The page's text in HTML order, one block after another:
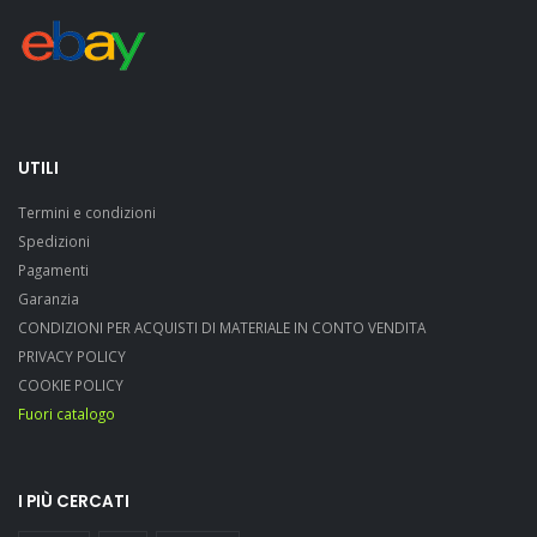
UTILI
Termini e condizioni
Spedizioni
Pagamenti
Garanzia
CONDIZIONI PER ACQUISTI DI MATERIALE IN CONTO VENDITA
PRIVACY POLICY
COOKIE POLICY
Fuori catalogo
I PIÙ CERCATI